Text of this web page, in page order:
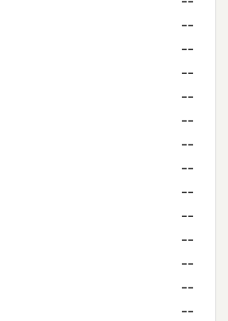
--
--
--
--
--
--
--
--
--
--
--
--
--